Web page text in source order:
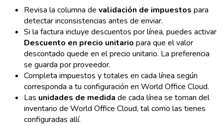
Revisa la columna de validación de impuestos para
detectar inconsistencias antes de enviar.
Si la factura incluye descuentos por línea, puedes activar
Descuento en precio unitario para que el valor
descontado quede en el precio unitario. La preferencia
se guarda por proveedor.
Completa impuestos y totales en cada línea según
corresponda a tu configuración en World Office Cloud.
Las unidades de medida de cada línea se toman del
inventario de World Office Cloud, tal como las tienes
configuradas allí.